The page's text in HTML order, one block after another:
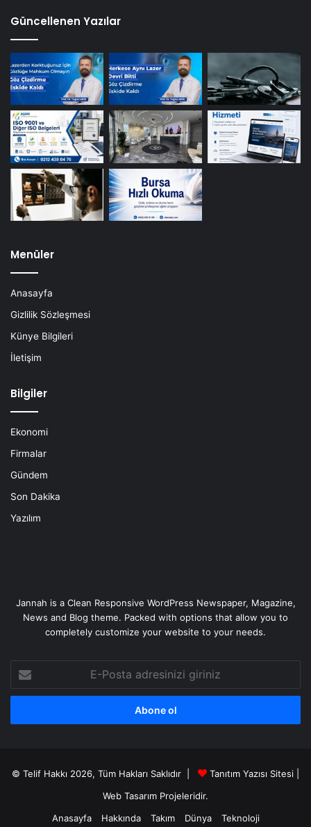
Güncellenen Yazılar
Menüler
Anasayfa
Gizlilik Sözleşmesi
Künye Bilgileri
İletişim
Bilgiler
Ekonomi
Firmalar
Gündem
Son Dakika
Yazılım
Jannah is a Clean Responsive WordPress Newspaper, Magazine,
News and Blog theme. Packed with options that allow you to
completely customize your website to your needs.
E-
Posta
adresinizi
© Telif Hakkı 2026, Tüm Hakları Saklıdır |
Tanıtım Yazısı Sitesi |
Web Tasarım Projeleridir.
Anasayfa
Hakkında Takım Dünya Teknoloji